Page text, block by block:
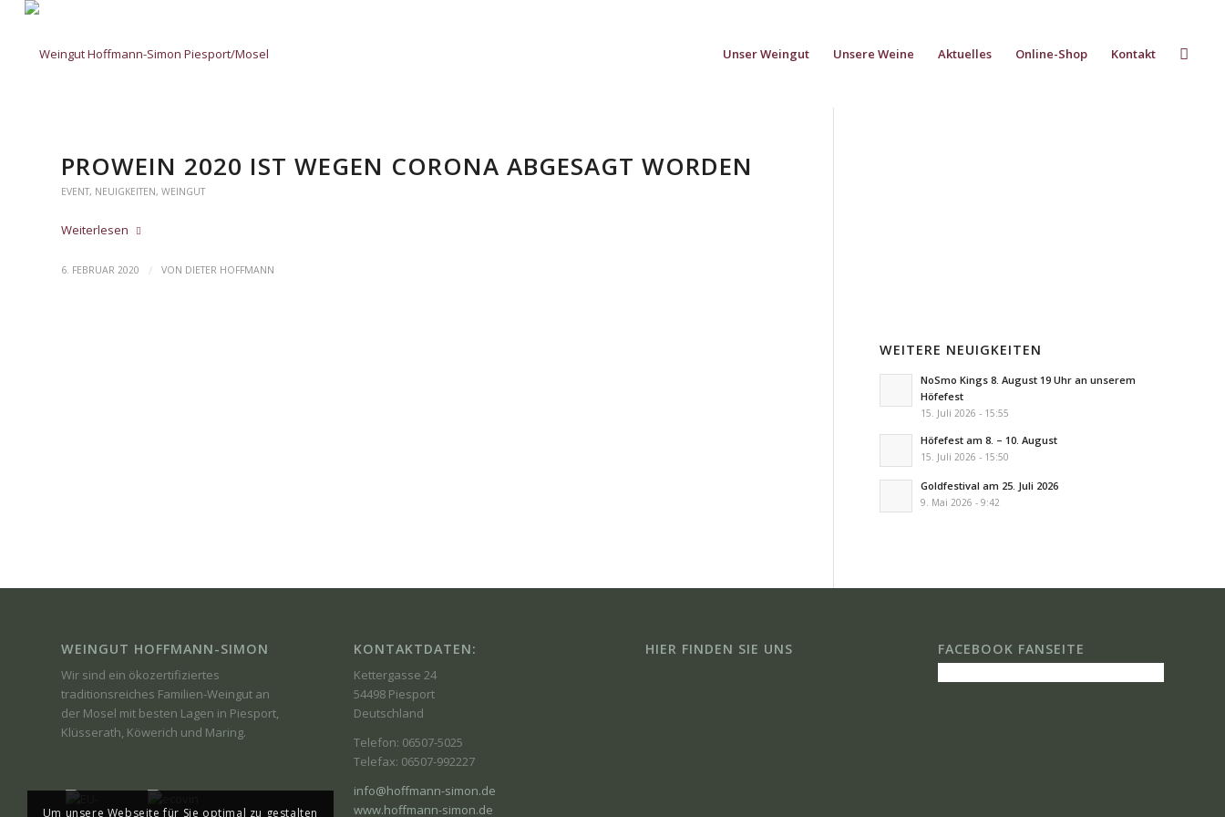
Unser Weingut Unsere Weine Aktuelles Online-Shop Kontakt
PROWEIN 2020 IST WEGEN CORONA ABGESAGT WORDEN
EVENT, NEUIGKEITEN, WEINGUT
Weiterlesen
6. FEBRUAR 2020 / VON DIETER HOFFMANN
WEITERE NEUIGKEITEN
NoSmo Kings 8. August 19 Uhr an unserem
Höfefest
15. Juli 2026 - 15:55
Höfefest am 8. – 10. August
15. Juli 2026 - 15:50
Goldfestival am 25. Juli 2026
9. Mai 2026 - 9:42
WEINGUT HOFFMANN-SIMON
Wir sind ein ökozertifiziertes
traditionsreiches Familien-Weingut an
der Mosel mit besten Lagen in Piesport,
Klüsserath, Köwerich und Maring.
KONTAKTDATEN:
Kettergasse 24
54498 Piesport
Deutschland
Telefon: 06507-5025
Telefax: 06507-992227
info@hoffmann-simon.de
www.hoffmann-simon.de
HIER FINDEN SIE UNS FACEBOOK FANSEITE
Um unsere Webseite für Sie optimal zu gestalten